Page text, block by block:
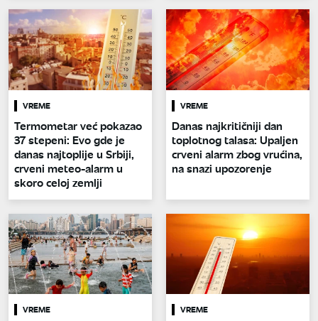
VREME
Termometar već pokazao
37 stepeni: Evo gde je
danas najtoplije u Srbiji,
crveni meteo-alarm u
skoro celoj zemlji
VREME
Danas najkritičniji dan
toplotnog talasa: Upaljen
crveni alarm zbog vrućina,
na snazi upozorenje
VREME VREME